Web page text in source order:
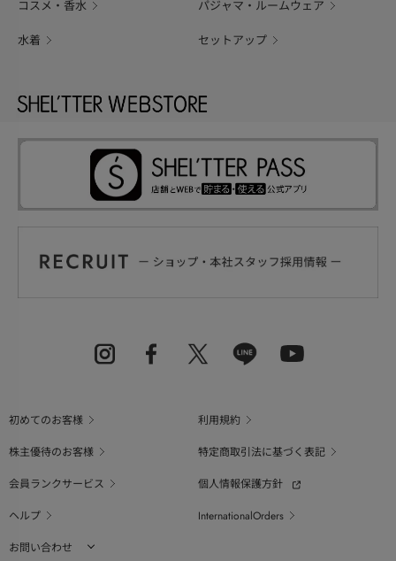
コスメ・香水 パジャマ・ルームウェア
水着 セットアップ
初めてのお客様
利用規約
株主優待のお客様
特定商取引法に基づく表記
会員ランクサービス
個人情報保護方針
ヘルプ
InternationalOrders
お問い合わせ